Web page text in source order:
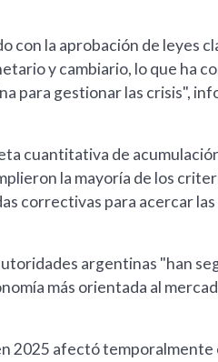
con la aprobación de leyes
y cambiario, lo que ha
para gestionar las crisis",
cuantitativa de
la mayoría de los
correctivas para acercar
argentinas "han
más orientada al
2025 afectó temporalmente